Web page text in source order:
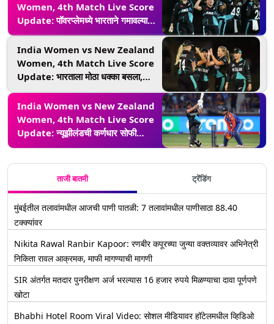
Women, 4th Match Live Score
Update: पॉवरप्लेमध्ये भारताने गमावल्या
तीन विकेट, कर्णधार हरमनप्रीत कौरने केले
निराश
India Women vs New Zealand
Women, 4th Match Live Score
Update: भारताला मोठा धक्का बसला,
दुसऱ्याच षटकात शेफाली वर्मा झाली बाद
India Women vs New Zealand
Women, 4th Match Live Score
Update: न्यूझीलंडची कर्णधार सोफी
डेव्हाईनचे अर्धशतक, भारतासमोर विजयासाठी
ताजी बातमी ट्रेंडिंग
मुंबईतील तलावांमधील आजची पाणी पातळी: 7 तलावांमधील पाणीसाठा 88.40
टक्क्यांवर
Nikita Rawal Ranbir Kapoor: रणबीर कपूरच्या जुन्या वक्तव्यावर अभिनेत्री
निकिता रावल आक्रमक, माफी मागण्याची मागणी
SIR अंतर्गत मतदार पुनरीक्षण अर्ज भरल्यास 16 हजार रुपये मिळण्याचा दावा पूर्णपणे
खोटा
Bhabhi Hotel Room Viral Video: सोशल मीडियावर हॉटेलमधील व्हिडिओ